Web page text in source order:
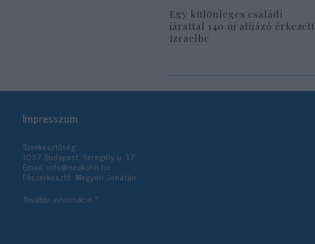
Egy különleges családi
járattal 140 új alijázó érkezett
Izraelbe
Impresszum
Szerkesztőség:
1037 Budapest, Seregély u. 17.
Email: info@neokohn.hu
Főszerkesztő: Megyeri Jonatán
További információ »